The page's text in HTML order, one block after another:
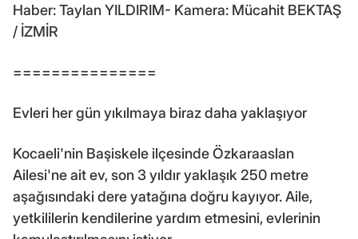
Haber: Taylan YILDIRIM- Kamera: Mücahit BEKTAŞ
/ İZMİR
===============
Evleri her gün yıkılmaya biraz daha yaklaşıyor
Kocaeli'nin Başiskele ilçesinde Özkaraaslan
Ailesi'ne ait ev, son 3 yıldır yaklaşık 250 metre
aşağısındaki dere yatağına doğru kayıyor. Aile,
yetkililerin kendilerine yardım etmesini, evlerinin